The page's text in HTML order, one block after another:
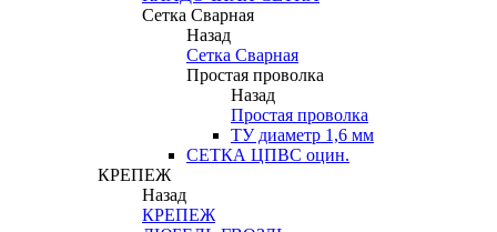
Сетка Сварная
Назад
Сетка Сварная
Простая проволка
Назад
Простая проволка
ТУ диаметр 1,6 мм
СЕТКА ЦПВС оцин.
КРЕПЕЖ
Назад
КРЕПЕЖ